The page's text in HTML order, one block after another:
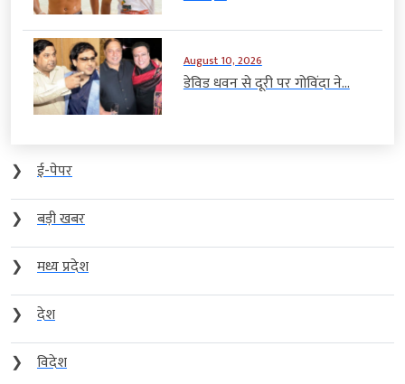
August 10, 2026
डेविड धवन से दूरी पर गोविंदा ने...
❯
ई-पेपर
❯
बड़ी खबर
❯
मध्य प्रदेश
❯
देश
❯
विदेश